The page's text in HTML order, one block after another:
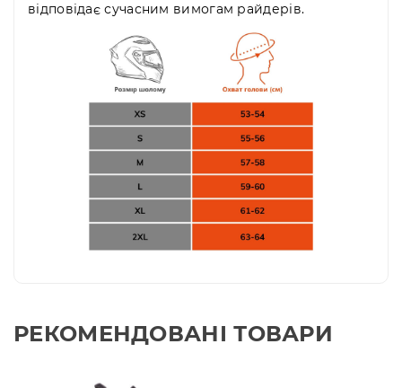
відповідає сучасним вимогам райдерів.
РЕКОМЕНДОВАНІ ТОВАРИ